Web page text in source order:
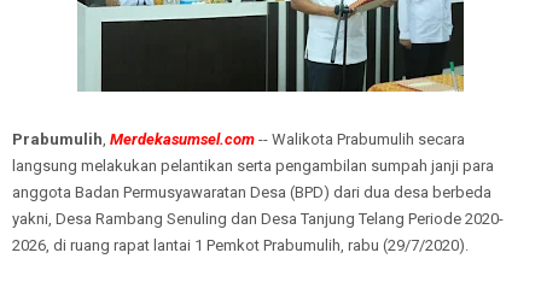
Prabumulih, Merdekasumsel.com -- Walikota Prabumulih secara
langsung melakukan pelantikan serta pengambilan sumpah janji para
anggota Badan Permusyawaratan Desa (BPD) dari dua desa berbeda
yakni, Desa Rambang Senuling dan Desa Tanjung Telang Periode 2020-
2026, di ruang rapat lantai 1 Pemkot Prabumulih, rabu (29/7/2020).